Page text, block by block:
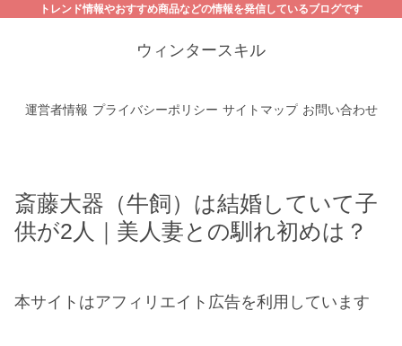
ウィンタースキル
トレンド情報やおすすめ商品などの情報を発信しているブログです
運営者情報 プライバシーポリシー サイトマップ お問い合わせ
斎藤大器（牛飼）は結婚していて子
供が2人｜美人妻との馴れ初めは？
本サイトはアフィリエイト広告を利用しています